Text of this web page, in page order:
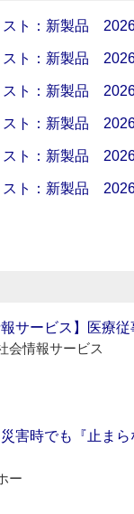
スト：新製品
スト：新製品
スト：新製品
スト：新製品
スト：新製品
スト：新製品
報サービス】医療
会情報サービス
災害時でも『止ま
ー